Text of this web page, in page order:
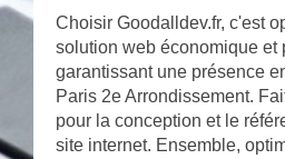
Choisir Goodalldev.fr, c'est
solution web économique et
garantissant une présence
Paris 2e Arrondissement.
pour la conception et le
site internet. Ensemble,